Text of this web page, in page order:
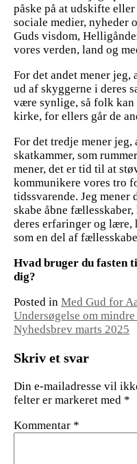
påske på at udskifte
sociale medier, nyheder
Guds visdom,
vores verden, land og
For det andet mener
ud af skyggerne i deres
være synlige, så folk
kirke, for ellers går de
For det tredje mener
skatkammer, som
mener, det er tid til at
kommunikere vores tro
tidssvarende. Jeg
skabe åbne
deres erfaringer og lære,
som en del af
Hvad bruger du fasten
dig?
Posted in Med Gud for
Undersøgelse om
Nyhedsbrev marts 2025
Skriv et svar
Din e-mailadresse vil
felter er markeret med *
Kommentar *